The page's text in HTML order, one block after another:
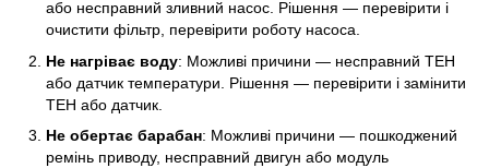
або несправний зливний насос. Рішення — перевірити і
очистити фільтр, перевірити роботу насоса.
Не нагріває воду: Можливі причини — несправний ТЕН
або датчик температури. Рішення — перевірити і замінити
ТЕН або датчик.
Не обертає барабан: Можливі причини — пошкоджений
ремінь приводу, несправний двигун або модуль